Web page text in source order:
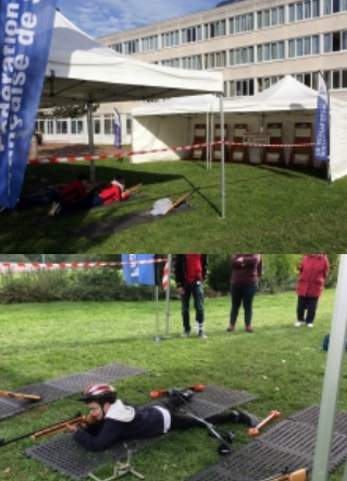
Chargement des images en cours...